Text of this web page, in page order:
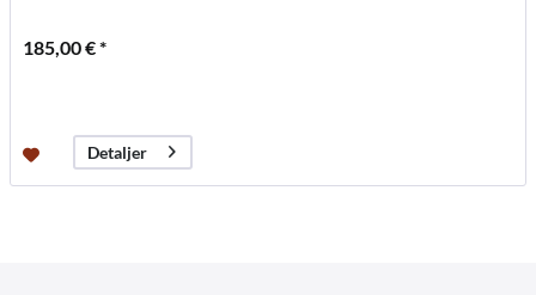
185,00 € *
Detaljer